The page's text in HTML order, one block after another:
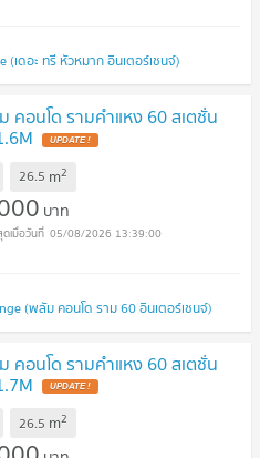
(เดอะ ทรี หัวหมาก อินเตอร์เชนจ์)
คอนโด รามคำแหง 60 สเตชั่น
UPDATE !
26.5 m2
บาท
05/08/2026 13:39:00
(พลัม คอนโด ราม 60 อินเตอร์เชนจ์)
คอนโด รามคำแหง 60 สเตชั่น
UPDATE !
26.5 m2